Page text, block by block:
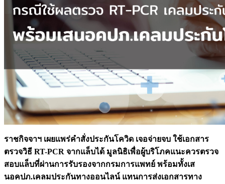
ราชกิจจาฯ เผยแพร่คำสั่งประกันโควิด เจอจ่ายจบ ใช้เอกสาร
ตรวจวิธี RT-PCR จากแล็บได้ มูลนิธิเพื่อผู้บริโภคแนะควรตรวจ
สอบแล็บที่ผ่านการรับรองจากกรมการแพทย์ พร้อมทั้งเส
นอคปภ.เคลมประกันทางออนไลน์ แทนการส่งเอกสารทาง